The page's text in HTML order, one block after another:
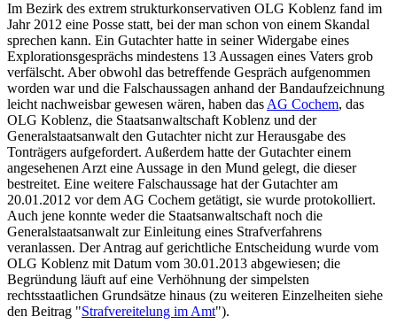
Im Bezirk des extrem strukturkonservativen OLG Koblenz fand im
Jahr 2012 eine Posse statt, bei der man schon von einem Skandal
sprechen kann. Ein Gutachter hatte in seiner Widergabe eines
Explorationsgesprächs mindestens 13 Aussagen eines Vaters grob
verfälscht. Aber obwohl das betreffende Gespräch aufgenommen
worden war und die Falschaussagen anhand der Bandaufzeichnung
leicht nachweisbar gewesen wären, haben das AG Cochem, das
OLG Koblenz, die Staatsanwaltschaft Koblenz und der
Generalstaatsanwalt den Gutachter nicht zur Herausgabe des
Tonträgers aufgefordert. Außerdem hatte der Gutachter einem
angesehenen Arzt eine Aussage in den Mund gelegt, die dieser
bestreitet. Eine weitere Falschaussage hat der Gutachter am
20.01.2012 vor dem AG Cochem getätigt, sie wurde protokolliert.
Auch jene konnte weder die Staatsanwaltschaft noch die
Generalstaatsanwalt zur Einleitung eines Strafverfahrens
veranlassen. Der Antrag auf gerichtliche Entscheidung wurde vom
OLG Koblenz mit Datum vom 30.01.2013 abgewiesen; die
Begründung läuft auf eine Verhöhnung der simpelsten
rechtsstaatlichen Grundsätze hinaus (zu weiteren Einzelheiten siehe
den Beitrag "Strafvereitelung im Amt").